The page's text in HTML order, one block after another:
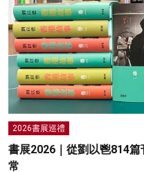
2026書展巡禮
書展2026｜從劉以鬯814
常